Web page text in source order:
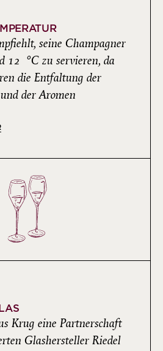
seine Champagner
12 °C zu servieren, da
die Entfaltung der
der Aromen
Krug eine Partnerschaft
Glashersteller Riedel